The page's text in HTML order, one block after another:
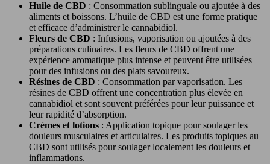
Huile de CBD : Consommation sublinguale ou ajoutée à des
aliments et boissons. L’huile de CBD est une forme pratique
et efficace d’administrer le cannabidiol.
Fleurs de CBD : Infusions, vaporisation ou ajoutées à des
préparations culinaires. Les fleurs de CBD offrent une
expérience aromatique plus intense et peuvent être utilisées
pour des infusions ou des plats savoureux.
Résines de CBD : Consommation par vaporisation. Les
résines de CBD offrent une concentration plus élevée en
cannabidiol et sont souvent préférées pour leur puissance et
leur rapidité d’absorption.
Crèmes et lotions : Application topique pour soulager les
douleurs musculaires et articulaires. Les produits topiques au
CBD sont utilisés pour soulager localement les douleurs et
inflammations.